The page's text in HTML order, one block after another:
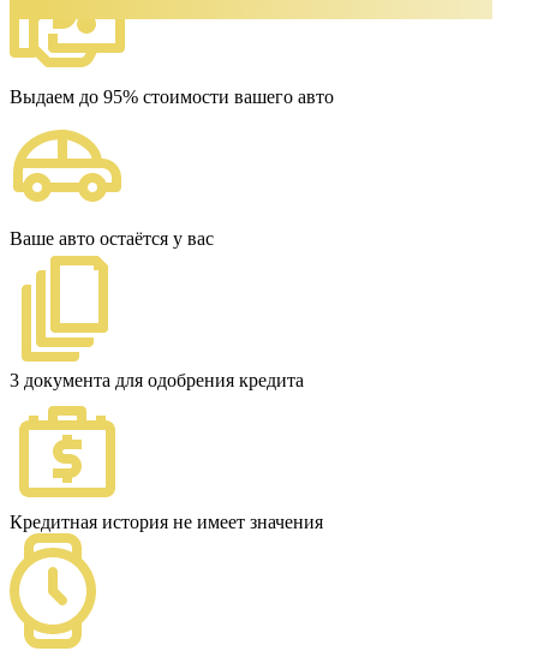
Выдаем до 95% стоимости вашего авто
Ваше авто остаётся у вас
3 документа для одобрения кредита
Кредитная история не имеет значения